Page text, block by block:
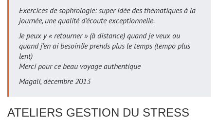
Exercices de sophrologie: super idée des thématiques à la
journée, une qualité d’écoute exceptionnelle.
Je peux y « retourner » (à distance) quand je veux ou
quand j’en ai besoin!Je prends plus le temps (tempo plus
lent)
Merci pour ce beau voyage authentique
Magali, décembre 2013
ATELIERS GESTION DU STRESS